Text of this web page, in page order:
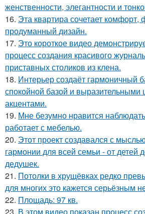
женственности, элегантности и
16. Эта квартира сочетает комфорт,
продуманный дизайн.
17. Это короткое видео
процесс создания красивого
приставных столиков из клена.
18. Интерьер создаёт гармоничный
спокойной базой и выразительными
акцентами.
19. Мне безумно нравится
работает с мебелью.
20. Этот проект создавался с
гармонии для всей семьи - от детей
дедушек.
21. Потолки в хрущёвках редко
для многих это кажется серьёзным
22. Площадь: 97 кв.